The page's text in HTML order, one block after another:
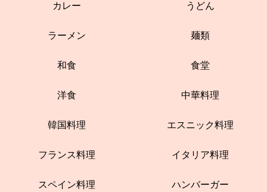
カレー うどん
ラーメン 麺類
和食 食堂
洋食 中華料理
韓国料理 エスニック料理
フランス料理 イタリア料理
スペイン料理 ハンバーガー